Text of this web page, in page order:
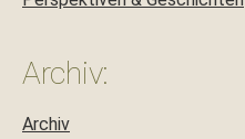
Archiv:
Archiv